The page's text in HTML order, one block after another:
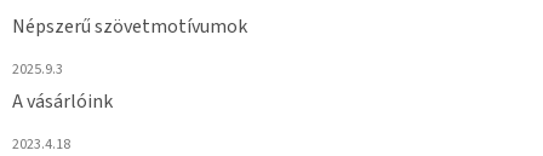
Népszerű szövetmotívumok
2025.9.3
A vásárlóink
2023.4.18